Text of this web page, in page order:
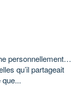
personnellement…
qu’il partageait
que...